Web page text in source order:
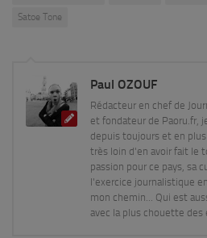
Satoe Tone
Paul OZOUF
Rédacteur en chef de
et fondateur de Paoru.fr,
depuis toujours et en
très loin d'en avoir fait le
passion pour ce pays, sa
l'exercice journalistique
mon chemin... Qui est
avec la plus chouette des